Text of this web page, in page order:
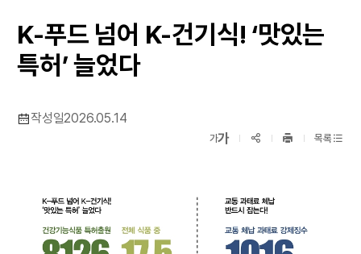
K-푸드 넘어 K-건기식! ‘맛있는
특허’ 늘었다
작성일2026.05.14
가축소보기
가확대보기SNS공유
프린트
목록